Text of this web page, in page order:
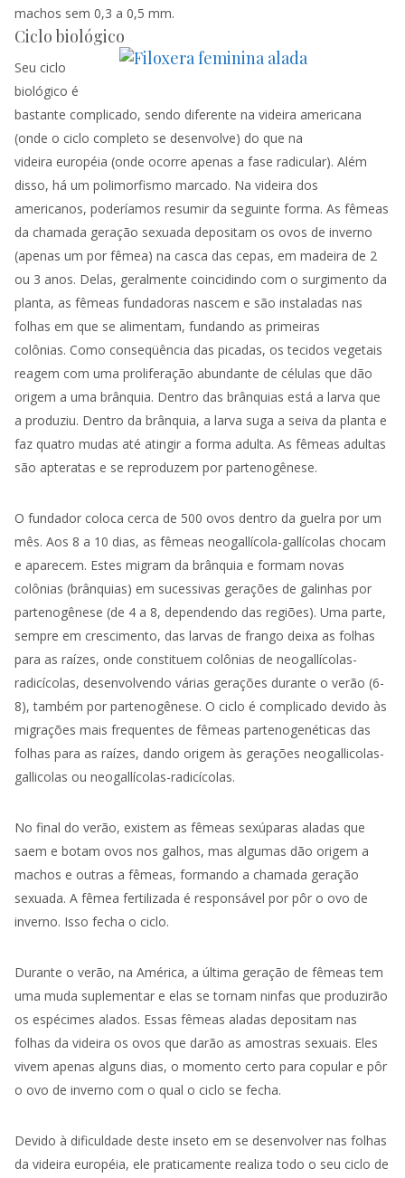
machos sem 0,3 a 0,5 mm.
Ciclo biológico
Seu ciclo
biológico é
bastante complicado, sendo diferente na videira americana
(onde o ciclo completo se desenvolve) do que na
videira européia (onde ocorre apenas a fase radicular). Além
disso, há um polimorfismo marcado. Na videira dos
americanos, poderíamos resumir da seguinte forma. As fêmeas
da chamada geração sexuada depositam os ovos de inverno
(apenas um por fêmea) na casca das cepas, em madeira de 2
ou 3 anos. Delas, geralmente coincidindo com o surgimento da
planta, as fêmeas fundadoras nascem e são instaladas nas
folhas em que se alimentam, fundando as primeiras
colônias. Como conseqüência das picadas, os tecidos vegetais
reagem com uma proliferação abundante de células que dão
origem a uma brânquia. Dentro das brânquias está a larva que
a produziu. Dentro da brânquia, a larva suga a seiva da planta e
faz quatro mudas até atingir a forma adulta. As fêmeas adultas
são apteratas e se reproduzem por partenogênese.
O fundador coloca cerca de 500 ovos dentro da guelra por um
mês. Aos 8 a 10 dias, as fêmeas neogallícola-gallícolas chocam
e aparecem. Estes migram da brânquia e formam novas
colônias (brânquias) em sucessivas gerações de galinhas por
partenogênese (de 4 a 8, dependendo das regiões). Uma parte,
sempre em crescimento, das larvas de frango deixa as folhas
para as raízes, onde constituem colônias de neogallícolas-
radicícolas, desenvolvendo várias gerações durante o verão (6-
8), também por partenogênese. O ciclo é complicado devido às
migrações mais frequentes de fêmeas partenogenéticas das
folhas para as raízes, dando origem às gerações neogallicolas-
gallicolas ou neogallícolas-radicícolas.
No final do verão, existem as fêmeas sexúparas aladas que
saem e botam ovos nos galhos, mas algumas dão origem a
machos e outras a fêmeas, formando a chamada geração
sexuada. A fêmea fertilizada é responsável por pôr o ovo de
inverno. Isso fecha o ciclo.
Durante o verão, na América, a última geração de fêmeas tem
uma muda suplementar e elas se tornam ninfas que produzirão
os espécimes alados. Essas fêmeas aladas depositam nas
folhas da videira os ovos que darão as amostras sexuais. Eles
vivem apenas alguns dias, o momento certo para copular e pôr
o ovo de inverno com o qual o ciclo se fecha.
Devido à dificuldade deste inseto em se desenvolver nas folhas
da videira européia, ele praticamente realiza todo o seu ciclo de